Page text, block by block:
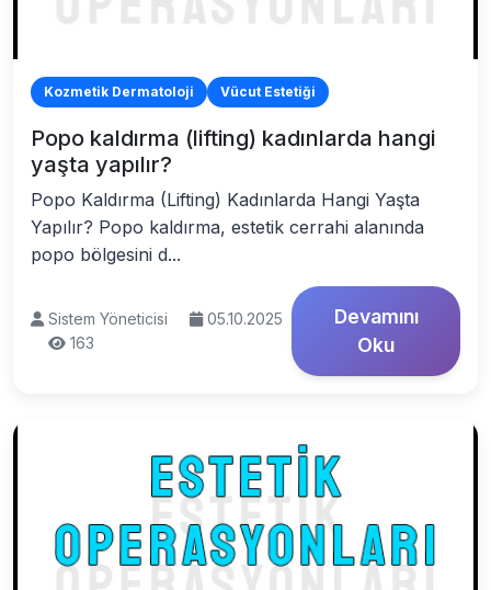
Kozmetik Dermatoloji Vücut Estetiği
Popo kaldırma (lifting) kadınlarda hangi
yaşta yapılır?
Popo Kaldırma (Lifting) Kadınlarda Hangi Yaşta
Yapılır? Popo kaldırma, estetik cerrahi alanında
popo bölgesini d...
Sistem Yöneticisi
05.10.2025
163
Devamını
Oku